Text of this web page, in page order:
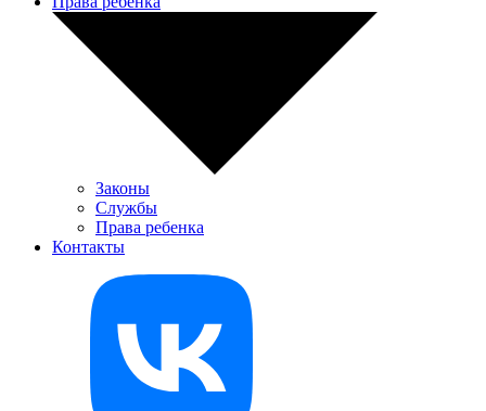
Законы
Службы
Права ребенка
Контакты